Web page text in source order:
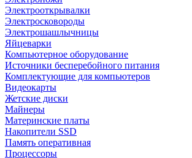
Электрооткрывалки
Электросковороды
Электрошашлычницы
Яйцеварки
Компьютерное оборудование
Источники бесперебойного питания
Комплектующие для компьютеров
Видеокарты
Жетские диски
Майнеры
Материнские платы
Накопители SSD
Память оперативная
Процессоры